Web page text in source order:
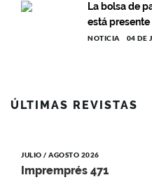
La bolsa de
está
NOTICIA 04 DE
ÚLTIMAS REVISTAS
JULIO / AGOSTO 2026
Impremprés 471